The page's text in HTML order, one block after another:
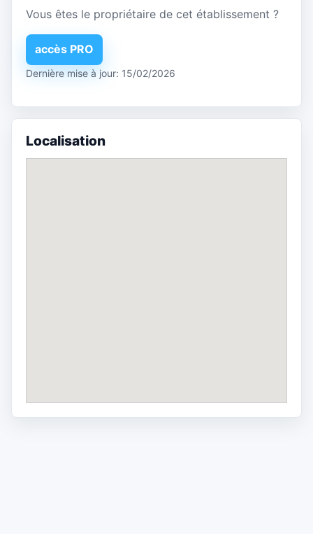
Vous êtes le propriétaire de cet établissement ?
accès PRO
Dernière mise à jour: 15/02/2026
Localisation